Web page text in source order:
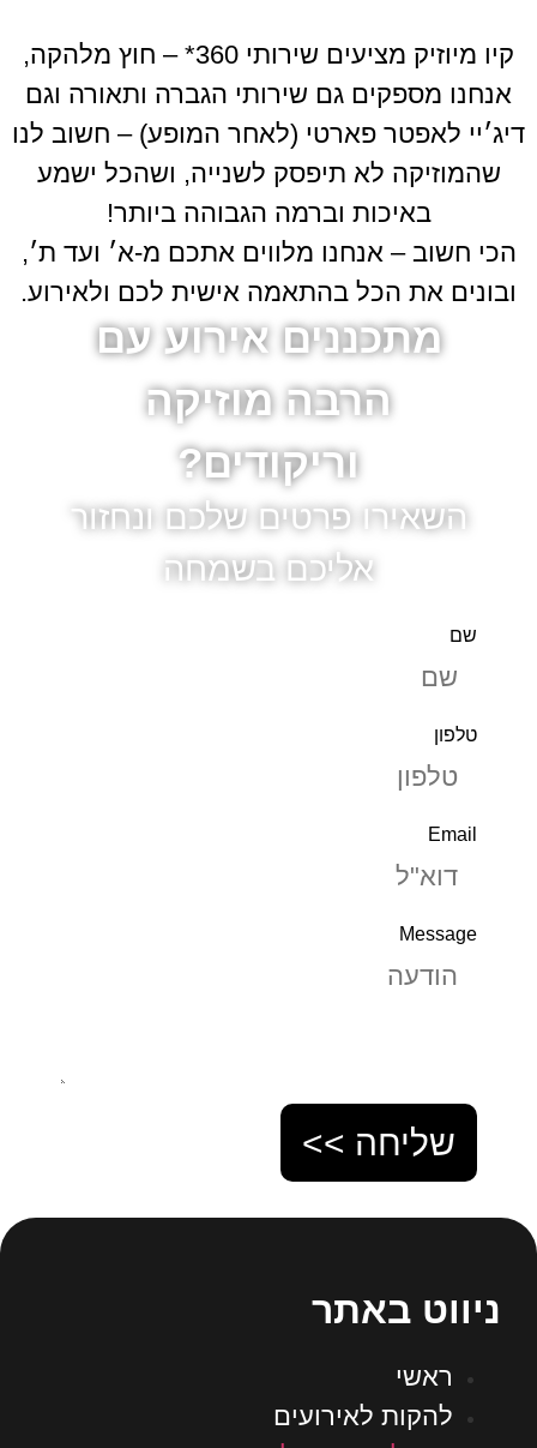
קיו מיוזיק מציעים שירותי 360* – חוץ מלהקה,
אנחנו מספקים גם שירותי הגברה ותאורה וגם
דיג׳יי לאפטר פארטי (לאחר המופע) – חשוב לנו
שהמוזיקה לא תיפסק לשנייה, ושהכל ישמע
באיכות וברמה הגבוהה ביותר!
הכי חשוב – אנחנו מלווים אתכם מ-א׳ ועד ת׳,
ובונים את הכל בהתאמה אישית לכם ולאירוע.
מתכננים אירוע עם
הרבה מוזיקה
וריקודים?
השאירו פרטים שלכם ונחזור
אליכם בשמחה
שם
טלפון
Email
Message
שליחה >>
ניווט באתר
ראשי
להקות לאירועים